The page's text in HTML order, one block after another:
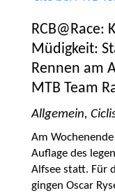
RCB@Race:
Müdigkeit:
Rennen am
MTB Team
Allgemein,
Am
Auflage des
Alfsee statt. Für
gingen Oscar